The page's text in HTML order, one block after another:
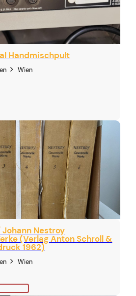
Handmischpult
Wien
Johann Nestroy
(Verlag Anton Schroll &
1962)
Wien